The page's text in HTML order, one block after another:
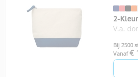
2-
V.a.
Bij 2500
Vanaf €